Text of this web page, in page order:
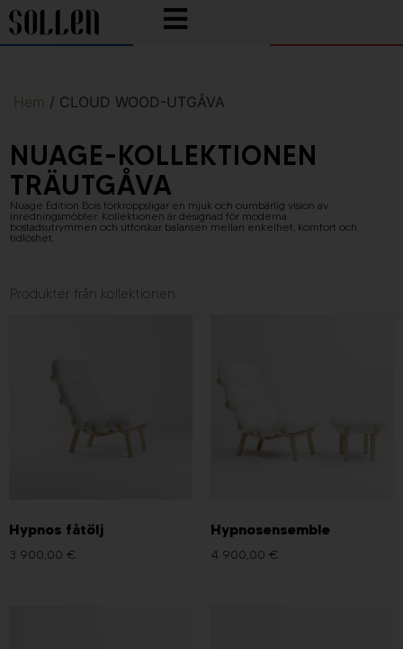
Hem / CLOUD WOOD-UTGÅVA
NUAGE-KOLLEKTIONEN
TRÄUTGÅVA
Nuage Édition Bois förkroppsligar en mjuk och oumbärlig vision av
inredningsmöbler. Kollektionen är designad för moderna
bostadsutrymmen och utforskar balansen mellan enkelhet, komfort och
tidlöshet.
Produkter från kollektionen
Hypnos fåtölj
3 900,00 €
Hypnosensemble
4 900,00 €